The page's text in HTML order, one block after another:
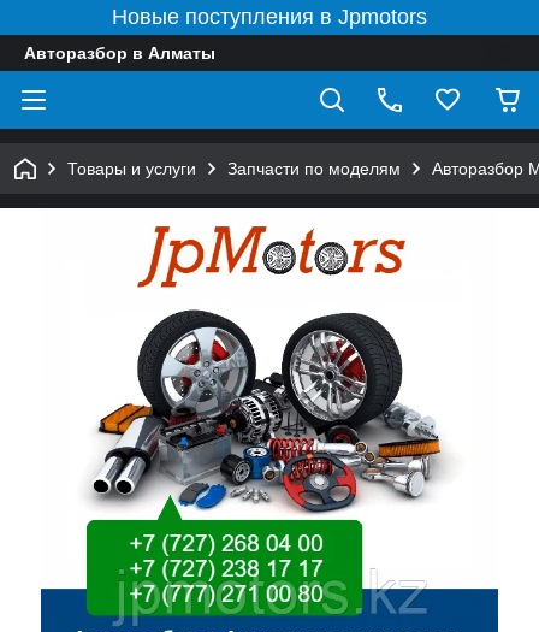
Новые поступления в Jpmotors
Авторазбор в Алматы
Товары и услуги Запчасти по моделям Авторазбор